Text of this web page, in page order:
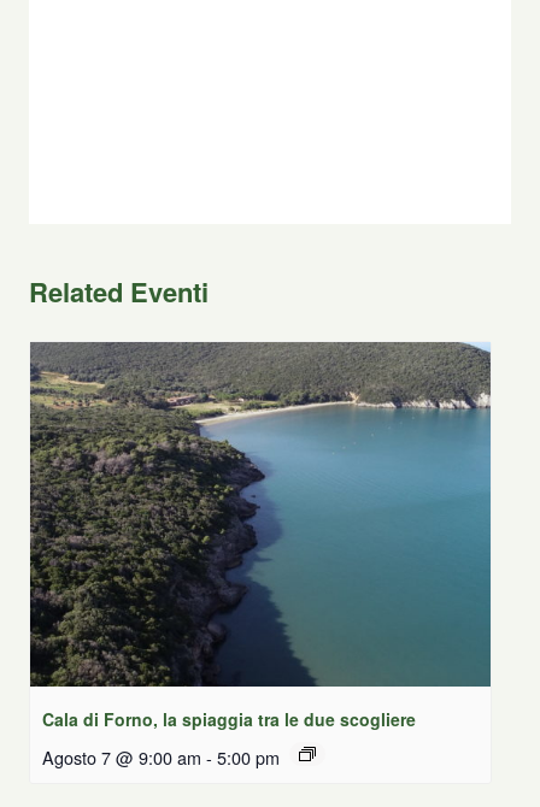
Related Eventi
Cala di Forno, la spiaggia tra le due scogliere
Agosto 7 @ 9:00 am - 5:00 pm